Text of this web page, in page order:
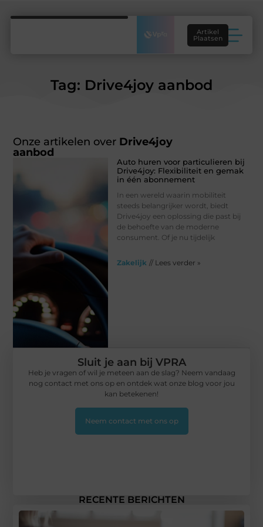
Artikel
Plaatsen
Tag: Drive4joy aanbod
Onze artikelen over Drive4joy
aanbod
Auto huren voor particulieren bij
Drive4joy: Flexibiliteit en gemak
in één abonnement
In een wereld waarin mobiliteit
steeds belangrijker wordt, biedt
Drive4joy een oplossing die past bij
de behoefte van de moderne
consument. Of je nu tijdelijk
Zakelijk // Lees verder »
RECENTE BERICHTEN
Sluit je aan bij VPRA
Heb je vragen of wil je meteen aan de slag? Neem vandaag
nog contact met ons op en ontdek wat onze blog voor jou
kan betekenen!
Neem contact met ons op